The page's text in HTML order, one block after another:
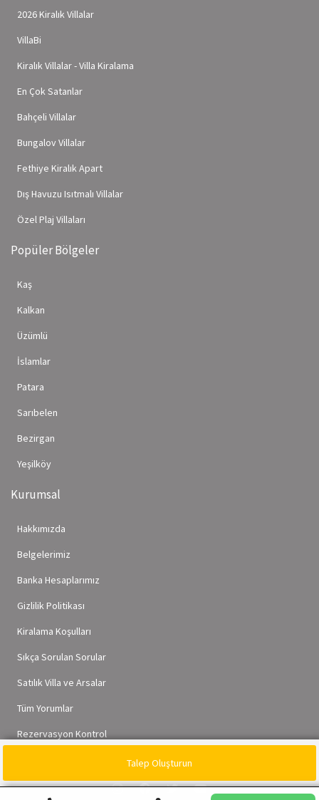
Talep Oluşturun
2026 Kiralık Villalar
VillaBi
Kiralık Villalar - Villa Kiralama
En Çok Satanlar
Bahçeli Villalar
Bungalov Villalar
Fethiye Kiralık Apart
Dış Havuzu Isıtmalı Villalar
Özel Plaj Villaları
Popüler Bölgeler
Kaş
Kalkan
Üzümlü
İslamlar
Patara
Sarıbelen
Bezirgan
Yeşilköy
Kurumsal
Hakkımızda
Belgelerimiz
Banka Hesaplarımız
Gizlilik Politikası
Kiralama Koşulları
Sıkça Sorulan Sorular
Satılık Villa ve Arsalar
Tüm Yorumlar
Rezervasyon Kontrol